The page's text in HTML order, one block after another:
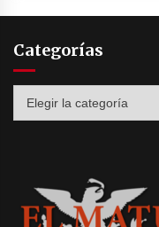
Categorías